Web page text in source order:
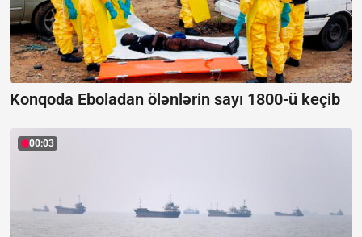
Konqoda Eboladan ölənlərin sayı 1800-ü keçib
00:03